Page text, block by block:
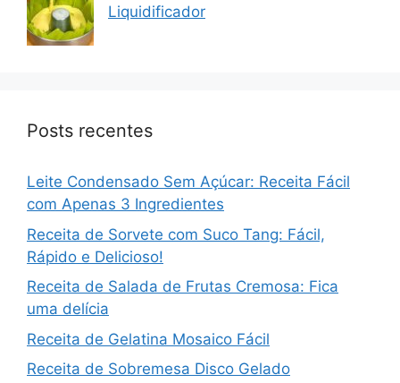
Liquidificador
Posts recentes
Leite Condensado Sem Açúcar: Receita Fácil
com Apenas 3 Ingredientes
Receita de Sorvete com Suco Tang: Fácil,
Rápido e Delicioso!
Receita de Salada de Frutas Cremosa: Fica
uma delícia
Receita de Gelatina Mosaico Fácil
Receita de Sobremesa Disco Gelado